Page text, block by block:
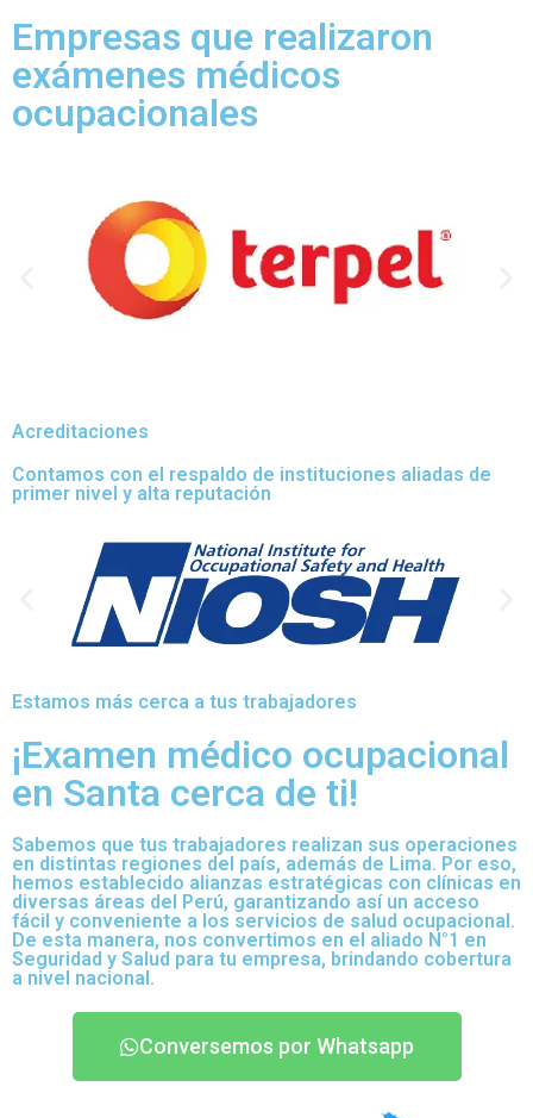
Empresas que realizaron
exámenes médicos
ocupacionales
Acreditaciones
Contamos con el respaldo de instituciones aliadas de
primer nivel y alta reputación
Estamos más cerca a tus trabajadores
¡Examen médico ocupacional
en Santa cerca de ti!
Sabemos que tus trabajadores realizan sus operaciones
en distintas regiones del país, además de Lima. Por eso,
hemos establecido alianzas estratégicas con clínicas en
diversas áreas del Perú, garantizando así un acceso
fácil y conveniente a los servicios de salud ocupacional.
De esta manera, nos convertimos en el aliado N°1 en
Seguridad y Salud para tu empresa, brindando cobertura
a nivel nacional.
Conversemos por Whatsapp